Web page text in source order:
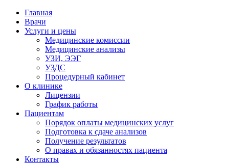
Главная
Врачи
Услуги и цены
Медицинские комиссии
Медицинские анализы
УЗИ, ЭЭГ
УЗДС
Процедурный кабинет
О клинике
Лицензии
График работы
Пациентам
Порядок оплаты медицинских услуг
Подготовка к сдаче анализов
Получение результатов
О правах и обязанностях пациента
Контакты